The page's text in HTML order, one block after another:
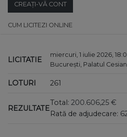
CREAȚI-VĂ CONT
CUM LICITEZI ONLINE
LICITATIE
miercuri, 1 iulie 2026,
București, Palatul
LOTURI 261
REZULTATE
Total:200.606,25 €
Rată de adjudecare: